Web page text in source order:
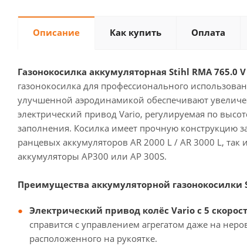
Описание Как купить Оплата
Газонокосилка аккумуляторная Stihl RMA 765.0
газонокосилка для профессионального
улучшенной аэродинамикой обеспечивают
электрический привод Vario, регулируемая по
заполнения. Косилка имеет прочную конструкцию
ранцевых аккумуляторов AR 2000 L / AR 3000 L, так
аккумуляторы AP300 или AP 300S.
Преимущества аккумуляторной газонокосилки
Электрический привод колёс Vario с 5
справится с управлением агрегатом даже на
расположенного на рукоятке.